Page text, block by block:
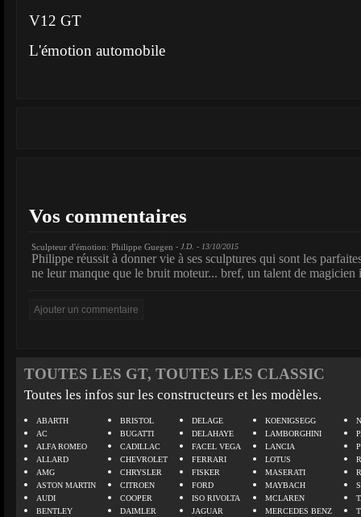
V12 GT
L'émotion automobile
Vos commentaires
Sculpteur d'émotion: Philippe Guegen - J.D. - 13/10/2015
Philippe réussit à donner vie à ses sculptures qui sont les
ne leur manque que le bruit moteur... bref, un talent de
TOUTES LES GT, TOUTES LES CLASSIC
Toutes les infos sur les constructeurs et les modèles.
ABARTH
AC
ALFA ROMEO
ALLARD
AMG
ASTON MARTIN
AUDI
BENTLEY
BRISTOL
BUGATTI
CADILLAC
CHEVROLET
CHRYSLER
CITROEN
COOPER
DAIMLER
DELAGE
DELAHAYE
FACEL VEGA
FERRARI
FISKER
FORD
ISO RIVOLTA
JAGUAR
KOENIGSEGG
LAMBORGHINI
LANCIA
LOTUS
MASERATI
MAYBACH
MCLAREN
MERCEDES BENZ